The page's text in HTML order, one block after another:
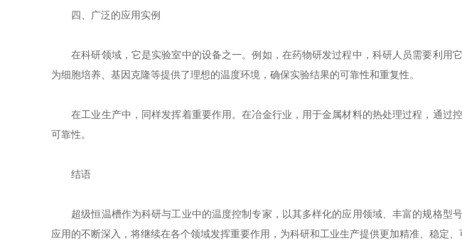
四、广泛的应用实例
在科研领域，它是实验室中的设备之一。例如，在药物研发过程中，科研人员需要利用
为细胞培养、基因克隆等提供了理想的温度环境，确保实验结果的可靠性和重复性。
在工业生产中，同样发挥着重要作用。在冶金行业，用于金属材料的热处理过程，通过
可靠性。
结语
超级恒温槽作为科研与工业中的温度控制专家，以其多样化的应用领域、丰富的规格型
应用的不断深入，将继续在各个领域发挥重要作用，为科研和工业生产提供更加精准、稳定、